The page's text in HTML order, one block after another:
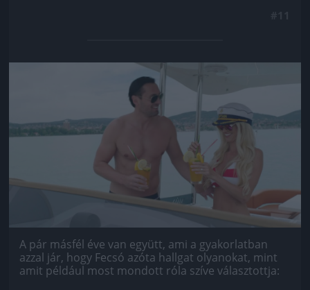
Jön még kép!
A pár másfél éve van együtt, ami a gyakorlatban
azzal jár, hogy Fecsó azóta hallgat olyanokat, mint
amit például most mondott róla szíve választottja: